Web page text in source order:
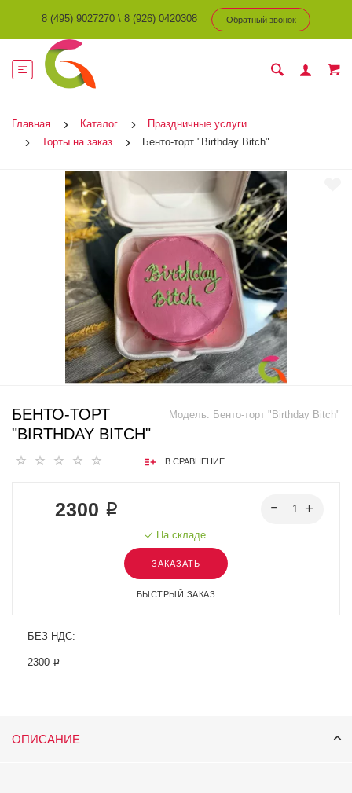
8 (495) 9027270 \ 8 (926) 0420308 Обратный звонок
Главная Каталог
Праздничные услуги
Торты на заказ
Бенто-торт "Birthday Bitch"
Модель: Бенто-торт "Birthday Bitch"
БЕНТО-ТОРТ
"BIRTHDAY BITCH"
В СРАВНЕНИЕ
2300 ₽
На складе
ЗАКАЗАТЬ
БЫСТРЫЙ ЗАКАЗ
БЕЗ НДС:
2300 ₽
ОПИСАНИЕ